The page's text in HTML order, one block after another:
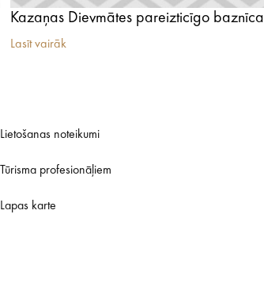
Kazaņas Dievmātes pareizticīgo baznīca
Lasīt vairāk
Lietošanas noteikumi
Tūrisma profesionāļiem
Lapas karte